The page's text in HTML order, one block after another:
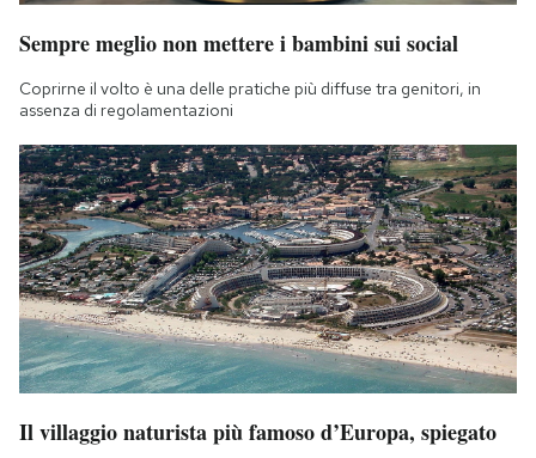
Sempre meglio non mettere i bambini sui social
Coprirne il volto è una delle pratiche più diffuse tra genitori, in
assenza di regolamentazioni
Il villaggio naturista più famoso d’Europa, spiegato